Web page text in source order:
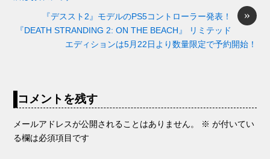
k
er
»
『デススト2』モデルのPS5コントローラー発表！
『DEATH STRANDING 2: ON THE BEACH』 リミテッド
エディションは5月22日より数量限定で予約開始！
コメントを残す
メールアドレスが公開されることはありません。 ※ が付いてい
る欄は必須項目です